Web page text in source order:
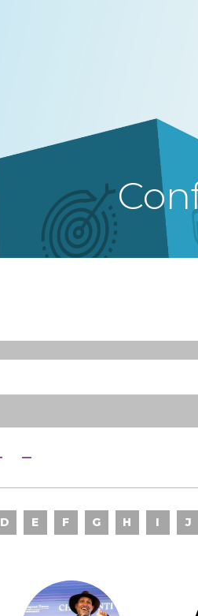
D E F G H I J